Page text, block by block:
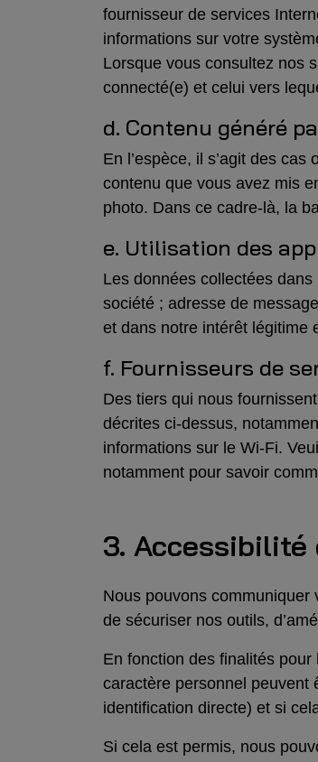
fournisseur de services
informations sur votre
Lorsque vous consultez nos
connecté(e) et celui vers
d. Contenu généré
En l’espèce, il s’agit des
contenu que vous avez mis
photo. Dans ce cadre-là, la
e. Utilisation des
Les données collectées
société ; adresse de
et dans notre intérêt légitime
f. Fournisseurs de
Des tiers qui nous
décrites ci-dessus,
informations sur le Wi-Fi.
notamment pour savoir
3. Accessibilité
Nous pouvons communiquer
de sécuriser nos outils,
En fonction des finalités
caractère personnel peuvent
identification directe) et si
Si cela est permis, nous